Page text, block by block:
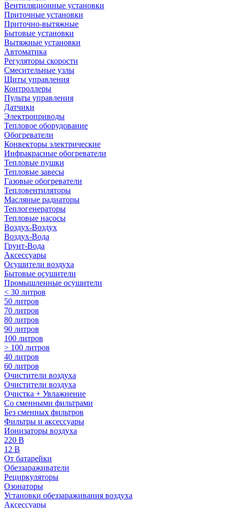
Вентиляционные установки
Приточные установки
Приточно-вытяжные
Бытовые установки
Вытяжные установки
Автоматика
Регуляторы скорости
Смесительные узлы
Щиты управления
Контроллеры
Пульты управления
Датчики
Электроприводы
Тепловое оборудование
Обогреватели
Конвекторы электрические
Инфракрасные обогреватели
Тепловые пушки
Тепловые завесы
Газовые обогреватели
Тепловентиляторы
Масляные радиаторы
Теплогенераторы
Тепловые насосы
Воздух-Воздух
Воздух-Вода
Грунт-Вода
Аксессуары
Осушители воздуха
Бытовые осушители
Промышленные осушители
< 30 литров
50 литров
70 литров
80 литров
90 литров
100 литров
> 100 литров
40 литров
60 литров
Очистители воздуха
Очистители воздуха
Очистка + Увлажнение
Cо сменными фильтрами
Без сменных фильтров
Фильтры и аксессуары
Ионизаторы воздуха
220 В
12 В
От батарейки
Обеззараживатели
Рециркуляторы
Озонаторы
Установки обеззараживания воздуха
Аксессуары